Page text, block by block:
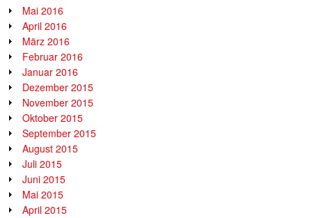
Mai 2016
April 2016
März 2016
Februar 2016
Januar 2016
Dezember 2015
November 2015
Oktober 2015
September 2015
August 2015
Juli 2015
Juni 2015
Mai 2015
April 2015